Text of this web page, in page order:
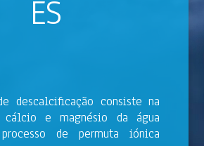
ES
descalcificação consiste na
cálcio e magnésio da água
de permuta iónica